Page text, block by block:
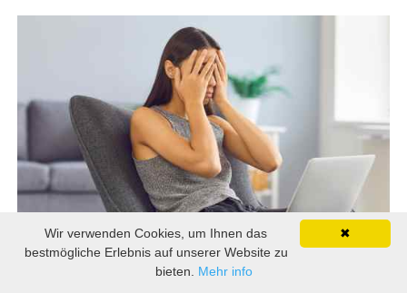
30 November 2025
Kann Kontrollzwang zu einer Heimsuchung führen?
✖
Wir verwenden Cookies, um Ihnen das
bestmögliche Erlebnis auf unserer Website zu
bieten. Mehr info